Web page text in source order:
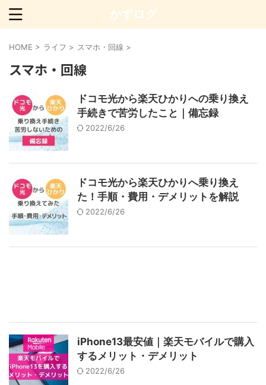
かずログ
HOME > ライフ > スマホ・回線 >
スマホ・回線
ドコモ光から楽天ひかりへの乗り換え
手続きで苦労したこと｜備忘録
2022/6/26
ドコモ光から楽天ひかりへ乗り換え
た！手順・費用・デメリットを解説
2022/6/26
iPhone13最安値｜楽天モバイルで購入
するメリット・デメリット
2022/6/26